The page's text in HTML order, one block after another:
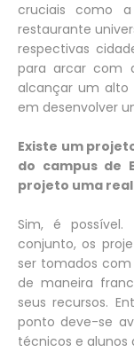
cruciais como
restaurante
respectivas
para arcar com
alcançar um alto
em desenvolver
Existe um
do campus de
projeto uma
Sim, é possível.
conjunto, os
ser tomados com
de maneira
seus recursos.
ponto deve-se
técnicos e alunos